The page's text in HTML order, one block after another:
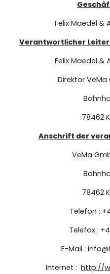
Felix Maedel &
Verantwortlicher
Felix Maedel &
Direktor VeMa
78462
Anschrift der
VeMa
78462
Telefon :
Telefax :
E-Mail :
Internet : http://